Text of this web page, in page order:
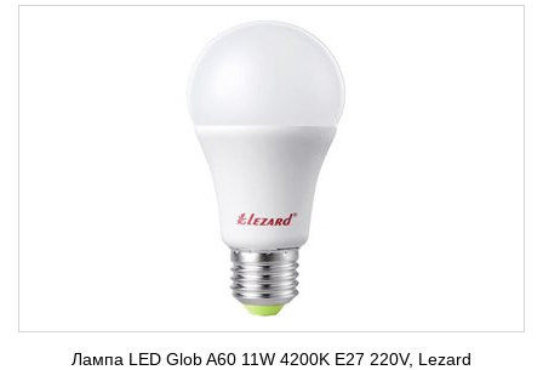
Лампа LED Glob A60 11W 4200K E27 220V, Lezard